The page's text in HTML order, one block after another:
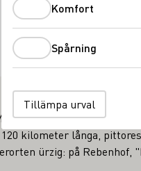
-
är ett slags
120 kilometer långa,
ürzig: på Rebenhof,
Komfort
Spårning
Tillämpa urval